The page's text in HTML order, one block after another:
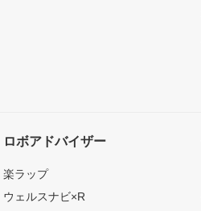
ロボアドバイザー
楽ラップ
ウェルスナビ×R